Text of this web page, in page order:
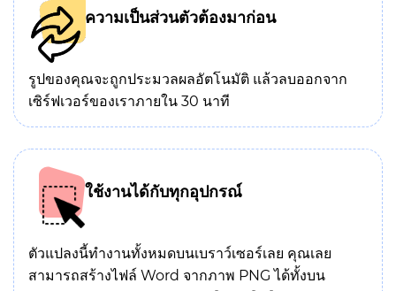
ความเป็นส่วนตัวต้องมาก่อน
รูปของคุณจะถูกประมวลผลอัตโนมัติ แล้วลบออกจาก
เซิร์ฟเวอร์ของเราภายใน 30 นาที
ใช้งานได้กับทุกอุปกรณ์
ตัวแปลงนี้ทำงานทั้งหมดบนเบราว์เซอร์เลย คุณเลย
สามารถสร้างไฟล์ Word จากภาพ PNG ได้ทั้งบน